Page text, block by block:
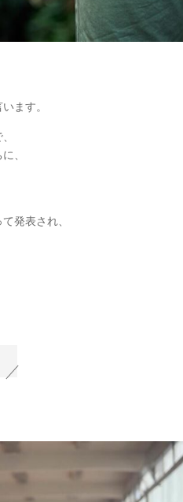
ます。
、
発表され、